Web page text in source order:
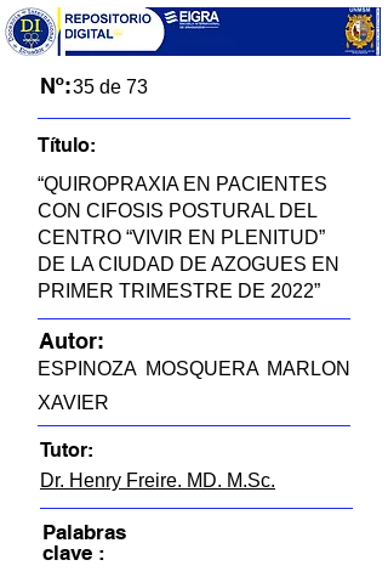
Nº:35 de 73
Título:
“QUIROPRAXIA EN PACIENTES
CON CIFOSIS POSTURAL DEL
CENTRO “VIVIR EN PLENITUD”
DE LA CIUDAD DE AZOGUES EN
PRIMER TRIMESTRE DE 2022”
ESPINOZA MOSQUERA MARLON
XAVIER
Autor:
Tutor:
Dr. Henry Freire. MD. M.Sc.
Palabras
clave :